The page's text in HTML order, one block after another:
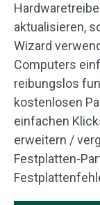
aktualisieren,
Wizard
Computers
reibungslos
kostenlosen
einfachen
erweitern /
Festplatten-